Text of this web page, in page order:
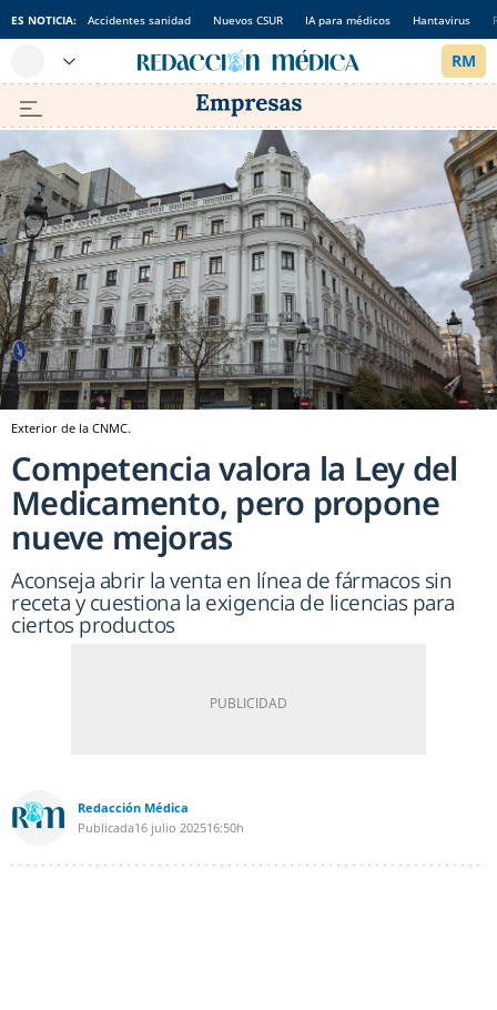
ES NOTICIA: Accidentes sanidad Nuevos CSUR IA para médicos Hantavirus
Exterior de la CNMC.
Competencia valora la Ley del
Medicamento, pero propone
nueve mejoras
Aconseja abrir la venta en línea de fármacos sin
receta y cuestiona la exigencia de licencias para
ciertos productos
Redacción Médica
Publicada16 julio 202516:50h